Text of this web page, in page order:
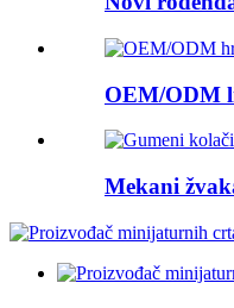
OEM/ODM
Mekani